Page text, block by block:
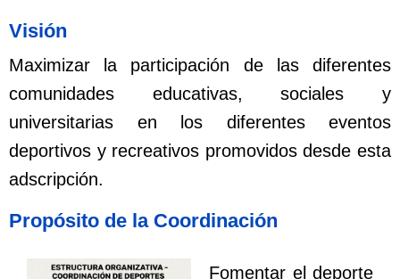
Visión
Maximizar la participación de las diferentes
comunidades educativas, sociales y
universitarias en los diferentes eventos
deportivos y recreativos promovidos desde esta
adscripción.
Propósito de la Coordinación
Fomentar el deporte